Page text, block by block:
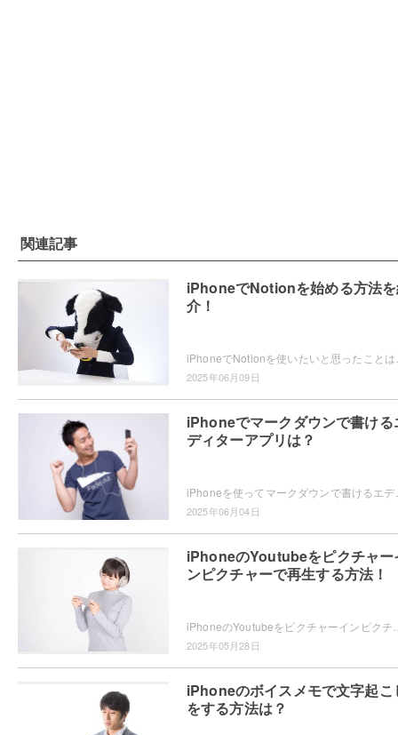
関連記事
iPhoneでNotionを始める方法
介！
2025年06月09日
iPhoneでマークダウンで書ける
ディターアプリは？
2025年06月04日
iPhoneのYoutubeをピクチャー
ンピクチャーで再生する方法！
2025年05月28日
iPhoneのボイスメモで文字起こ
をする方法は？